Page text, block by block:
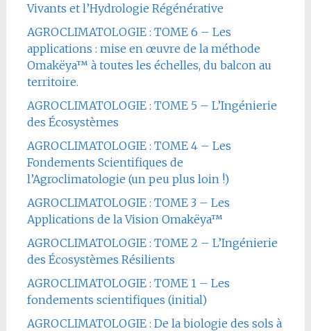
Vivants et l’Hydrologie Régénérative
AGROCLIMATOLOGIE : TOME 6 – Les
applications : mise en œuvre de la méthode
Omakëya™ à toutes les échelles, du balcon au
territoire.
AGROCLIMATOLOGIE : TOME 5 – L’Ingénierie
des Écosystèmes
AGROCLIMATOLOGIE : TOME 4 – Les
Fondements Scientifiques de
l’Agroclimatologie (un peu plus loin !)
AGROCLIMATOLOGIE : TOME 3 – Les
Applications de la Vision Omakëya™
AGROCLIMATOLOGIE : TOME 2 – L’Ingénierie
des Écosystèmes Résilients
AGROCLIMATOLOGIE : TOME 1 – Les
fondements scientifiques (initial)
AGROCLIMATOLOGIE : De la biologie des sols à